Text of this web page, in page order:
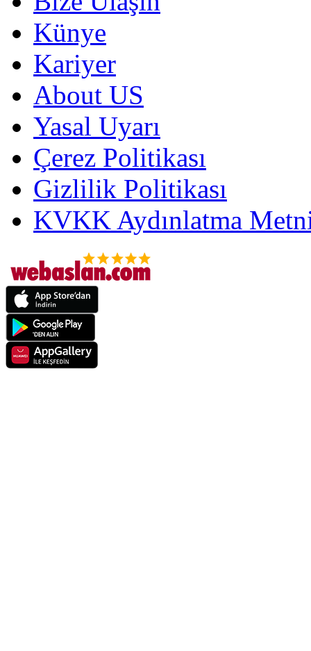
Künye
Kariyer
About US
Yasal Uyarı
Çerez Politikası
Gizlilik Politikası
KVKK Aydınlatma